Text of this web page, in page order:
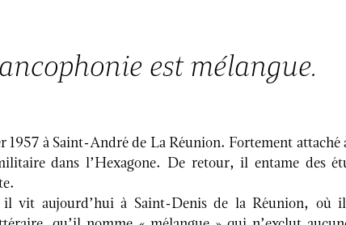
est mélangue.
1957 à Saint-André de La Réunion. Fortement
dans l’Hexagone. De retour, il entame des
il vit aujourd’hui à Saint-Denis de la Réunion, où